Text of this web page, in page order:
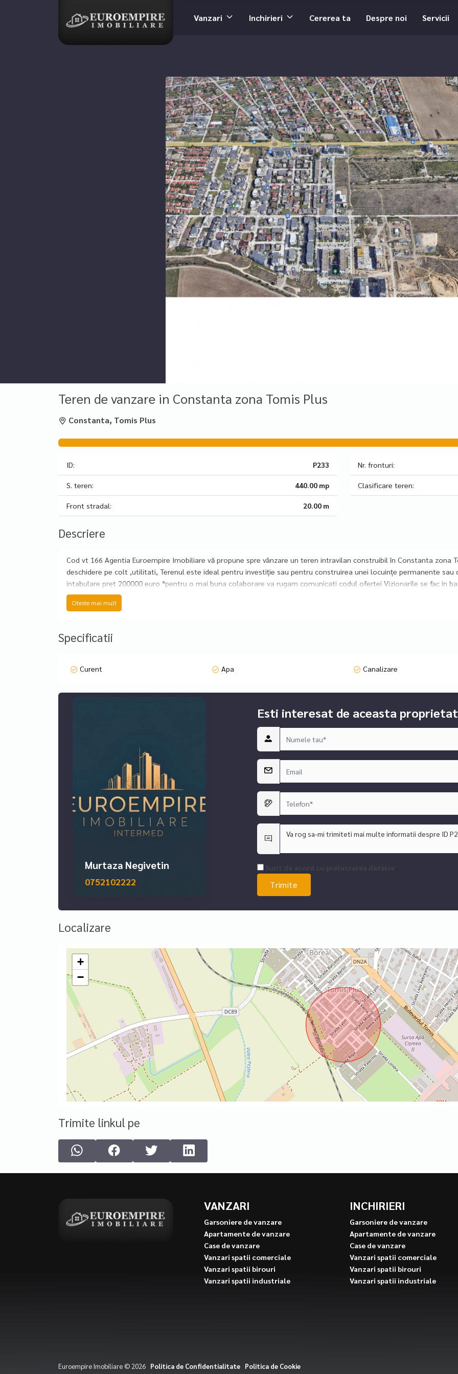
Vanzari Inchirieri Cererea ta Despre noi Servicii
Teren de vanzare in Constanta zona Tomis Plus
Constanta, Tomis Plus
ID: P233
S. teren: 440.00 mp
Front stradal: 20.00 m
Nr. fronturi:
Clasificare teren:
Descriere
Cod vt 166 Agentia Euroempire Imobiliare vă propune spre vânzare un teren intravilan construibil în Constanta zona
deschidere pe colt ,utilitati, Terenul este ideal pentru investiție sau pentru construirea unei locuințe permanente sau
intabulare pret 200000 euro *pentru o mai buna colaborare va rugam comunicati codul ofertei Vizionarile se fac in
Citeste mai mult
Specificatii
Curent Apa Canalizare
Murtaza Negivetin
0752102222
Esti interesat de aceasta
Localizare
+
−
Trimite linkul pe
VANZARI
Garsoniere de vanzare
Apartamente de vanzare
Case de vanzare
Vanzari spatii comerciale
Vanzari spatii birouri
Vanzari spatii industriale
INCHIRIERI
Garsoniere de vanzare
Apartamente de vanzare
Case de vanzare
Vanzari spatii comerciale
Vanzari spatii birouri
Vanzari spatii industriale
Euroempire Imobiliare © 2026 Politica de Confidentialitate Politica de Cookie